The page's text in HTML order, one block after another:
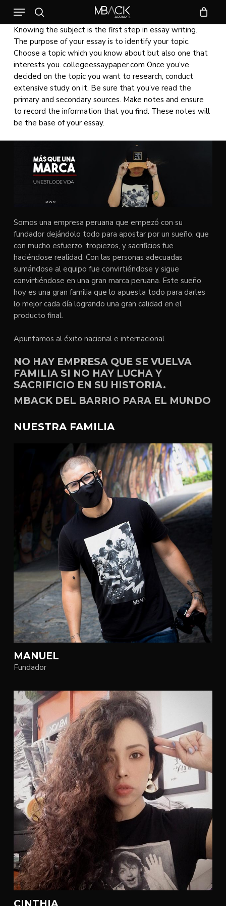
main
content
search
Menu
CART CLOSE
CART
Knowing the subject is the first step in essay writing.
The purpose of your essay is to identify your topic.
Choose a topic which you know about but also one that
interests you. collegeessaypaper.com Once you’ve
decided on the topic you want to research, conduct
extensive study on it. Be sure that you’ve read the
primary and secondary sources. Make notes and ensure
to record the information that you find. These notes will
be the base of your essay.
Somos una empresa peruana que empezó con su
fundador dejándolo todo para apostar por un sueño, que
con mucho esfuerzo, tropiezos, y sacrificios fue
haciéndose realidad. Con las personas adecuadas
sumándose al equipo fue convirtiéndose y sigue
convirtiéndose en una gran marca peruana. Este sueño
hoy es una gran familia que lo apuesta todo para darles
lo mejor cada día logrando una gran calidad en el
producto final.
Apuntamos al éxito nacional e internacional.
NO HAY EMPRESA QUE SE VUELVA
FAMILIA SI NO HAY LUCHA Y
SACRIFICIO EN SU HISTORIA.
MBACK DEL BARRIO PARA EL MUNDO
NUESTRA FAMILIA
MANUEL
Fundador
CINTHIA